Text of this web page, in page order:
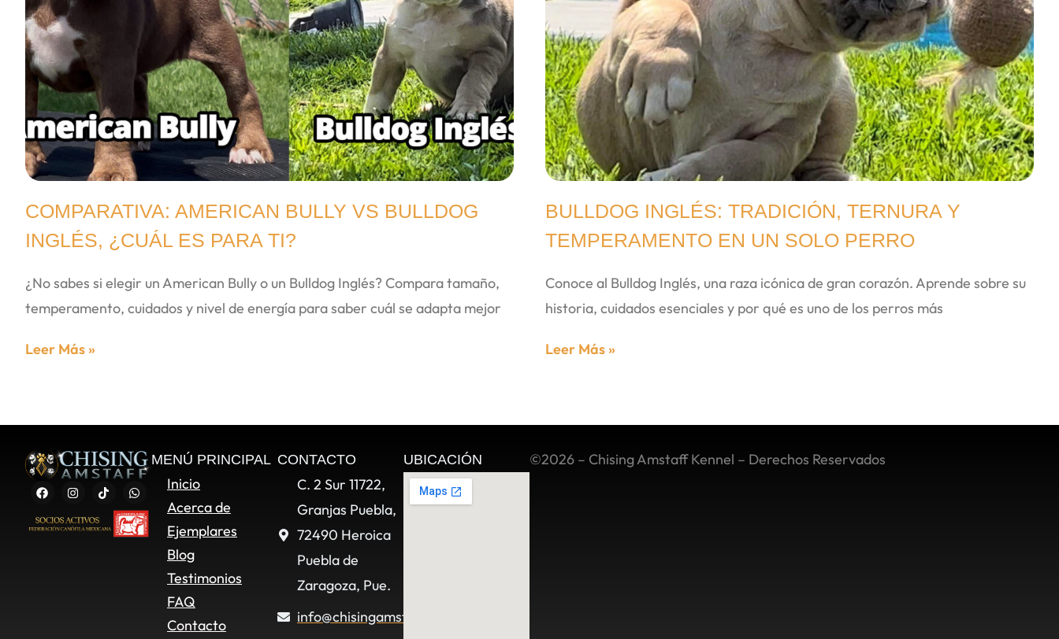
COMPARATIVA: AMERICAN BULLY VS BULLDOG
INGLÉS, ¿CUÁL ES PARA TI?
¿No sabes si elegir un American Bully o un Bulldog Inglés? Compara tamaño,
temperamento, cuidados y nivel de energía para saber cuál se adapta mejor
Leer Más »
BULLDOG INGLÉS: TRADICIÓN, TERNURA Y
TEMPERAMENTO EN UN SOLO PERRO
Conoce al Bulldog Inglés, una raza icónica de gran corazón. Aprende sobre su
historia, cuidados esenciales y por qué es uno de los perros más
Leer Más »
MENÚ PRINCIPAL
Inicio
Acerca de
Ejemplares
Blog
Testimonios
FAQ
Contacto
CONTACTO
C. 2 Sur 11722,
Granjas Puebla,
72490 Heroica
Puebla de
Zaragoza, Pue.
info@chisingamstaff.com
UBICACIÓN ©2026 – Chising Amstaff Kennel – Derechos Reservados